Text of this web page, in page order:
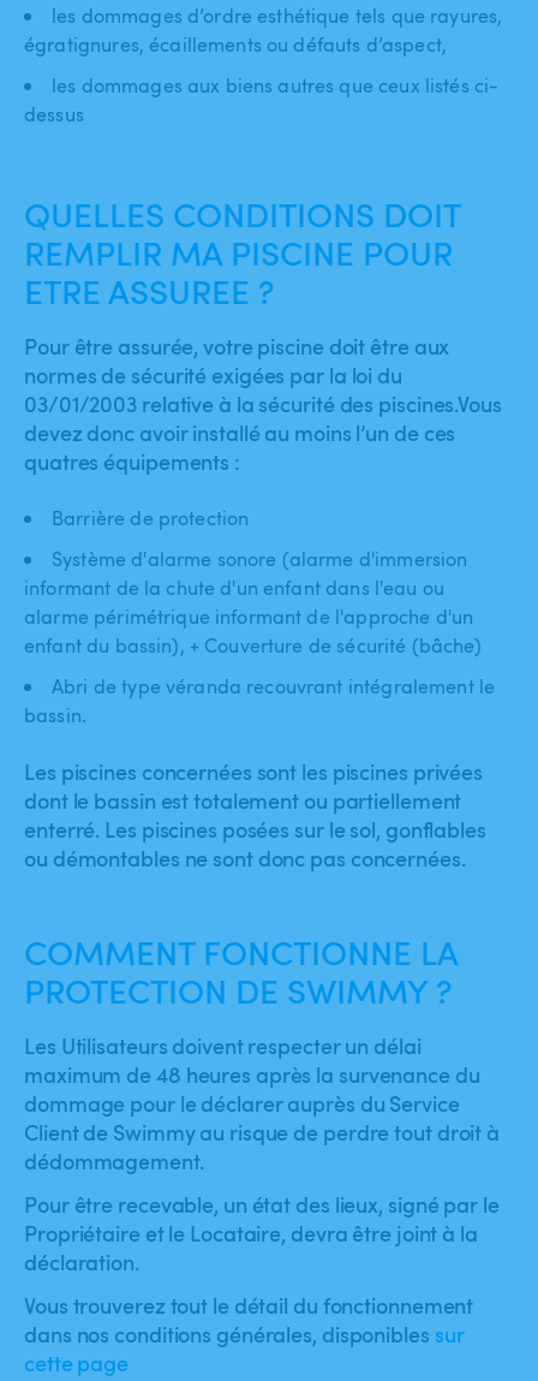
les dommages d’ordre esthétique tels que rayures,
égratignures, écaillements ou défauts d’aspect,
les dommages aux biens autres que ceux listés ci-
dessus
QUELLES CONDITIONS DOIT
REMPLIR MA PISCINE POUR
ETRE ASSUREE ?
Pour être assurée, votre piscine doit être aux
normes de sécurité exigées par la loi du
03/01/2003 relative à la sécurité des piscines.Vous
devez donc avoir installé au moins l’un de ces
quatres équipements :
Barrière de protection
Système d'alarme sonore (alarme d'immersion
informant de la chute d'un enfant dans l'eau ou
alarme périmétrique informant de l'approche d'un
enfant du bassin), + Couverture de sécurité (bâche)
Abri de type véranda recouvrant intégralement le
bassin.
Les piscines concernées sont les piscines privées
dont le bassin est totalement ou partiellement
enterré. Les piscines posées sur le sol, gonflables
ou démontables ne sont donc pas concernées.
COMMENT FONCTIONNE LA
PROTECTION DE SWIMMY ?
Les Utilisateurs doivent respecter un délai
maximum de 48 heures après la survenance du
dommage pour le déclarer auprès du Service
Client de Swimmy au risque de perdre tout droit à
dédommagement.
Pour être recevable, un état des lieux, signé par le
Propriétaire et le Locataire, devra être joint à la
déclaration.
Vous trouverez tout le détail du fonctionnement
dans nos conditions générales, disponibles sur
cette page